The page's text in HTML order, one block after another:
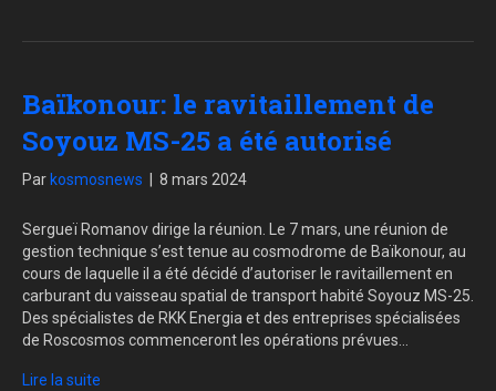
Baïkonour: le ravitaillement de
Soyouz MS-25 a été autorisé
Par kosmosnews 8 mars 2024
Sergueï Romanov dirige la réunion. Le 7 mars, une réunion de
gestion technique s’est tenue au cosmodrome de Baïkonour, au
cours de laquelle il a été décidé d’autoriser le ravitaillement en
carburant du vaisseau spatial de transport habité Soyouz MS-25.
Des spécialistes de RKK Energia et des entreprises spécialisées
de Roscosmos commenceront les opérations prévues…
Lire la suite